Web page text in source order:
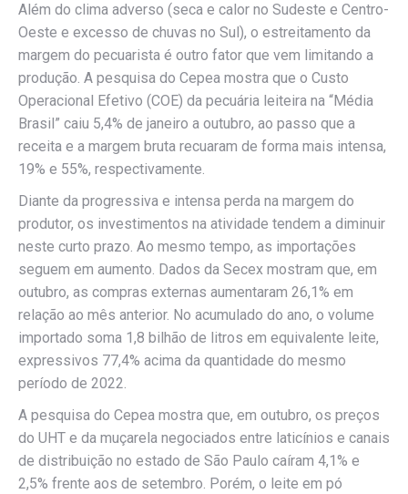
Além do clima adverso (seca e calor no Sudeste e Centro-
Oeste e excesso de chuvas no Sul), o estreitamento da
margem do pecuarista é outro fator que vem limitando a
produção. A pesquisa do Cepea mostra que o Custo
Operacional Efetivo (COE) da pecuária leiteira na “Média
Brasil” caiu 5,4% de janeiro a outubro, ao passo que a
receita e a margem bruta recuaram de forma mais intensa,
19% e 55%, respectivamente.
Diante da progressiva e intensa perda na margem do
produtor, os investimentos na atividade tendem a diminuir
neste curto prazo. Ao mesmo tempo, as importações
seguem em aumento. Dados da Secex mostram que, em
outubro, as compras externas aumentaram 26,1% em
relação ao mês anterior. No acumulado do ano, o volume
importado soma 1,8 bilhão de litros em equivalente leite,
expressivos 77,4% acima da quantidade do mesmo
período de 2022.
A pesquisa do Cepea mostra que, em outubro, os preços
do UHT e da muçarela negociados entre laticínios e canais
de distribuição no estado de São Paulo caíram 4,1% e
2,5% frente aos de setembro. Porém, o leite em pó